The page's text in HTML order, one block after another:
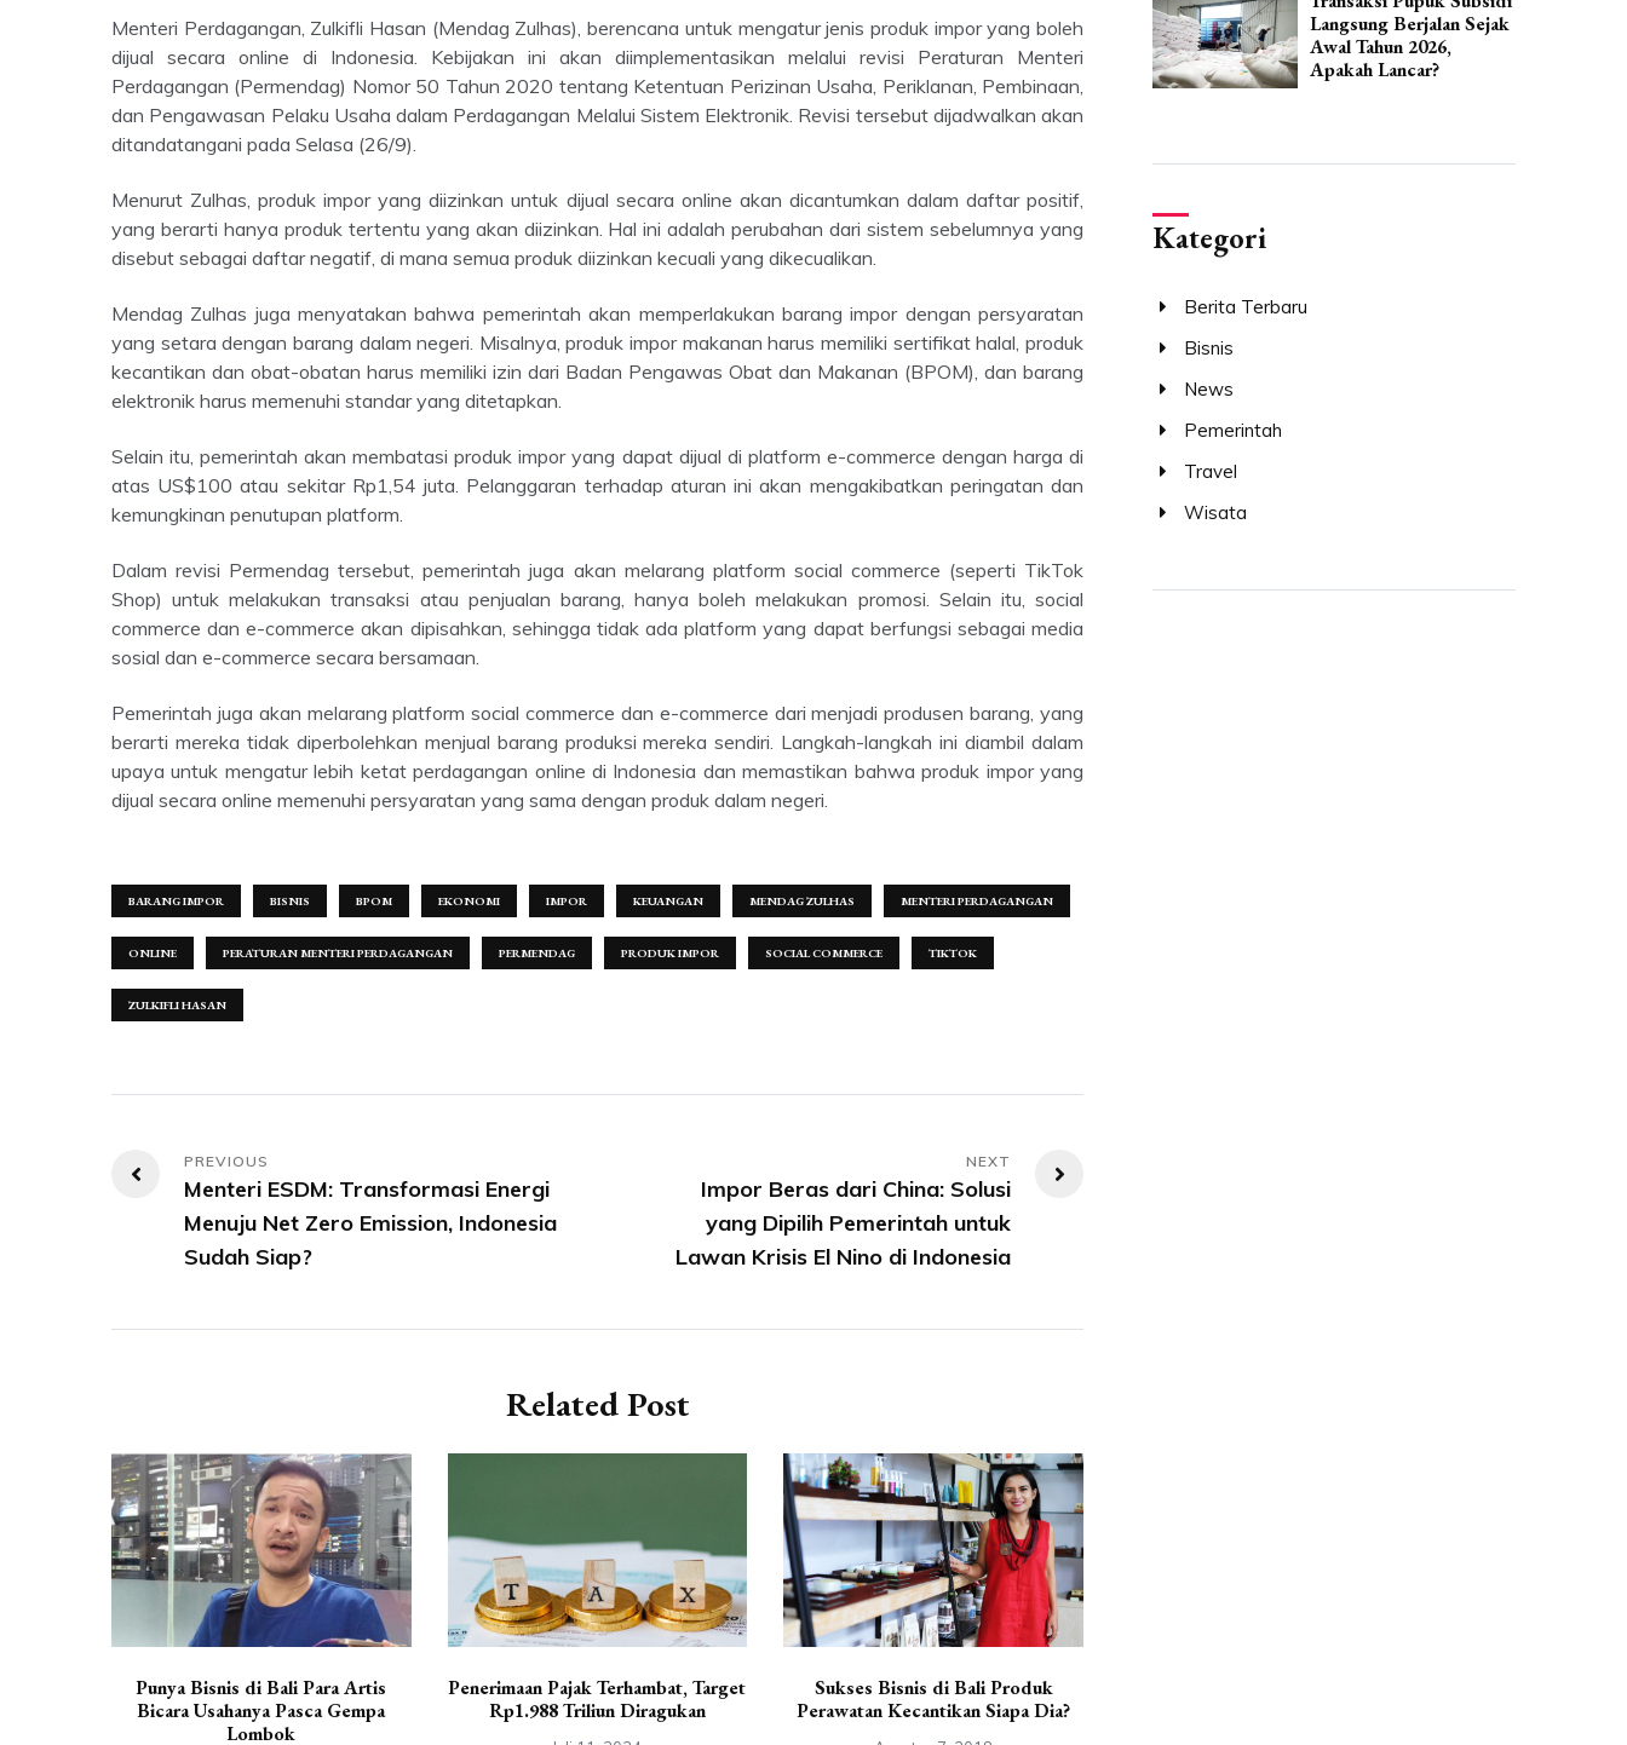
Menteri Perdagangan, Zulkifli Hasan (Mendag Zulhas), berencana untuk mengatur jenis produk impor yang boleh
dijual secara online di Indonesia. Kebijakan ini akan diimplementasikan melalui revisi Peraturan Menteri
Perdagangan (Permendag) Nomor 50 Tahun 2020 tentang Ketentuan Perizinan Usaha, Periklanan, Pembinaan,
dan Pengawasan Pelaku Usaha dalam Perdagangan Melalui Sistem Elektronik. Revisi tersebut dijadwalkan akan
ditandatangani pada Selasa (26/9).
Menurut Zulhas, produk impor yang diizinkan untuk dijual secara online akan dicantumkan dalam daftar positif,
yang berarti hanya produk tertentu yang akan diizinkan. Hal ini adalah perubahan dari sistem sebelumnya yang
disebut sebagai daftar negatif, di mana semua produk diizinkan kecuali yang dikecualikan.
Mendag Zulhas juga menyatakan bahwa pemerintah akan memperlakukan barang impor dengan persyaratan
yang setara dengan barang dalam negeri. Misalnya, produk impor makanan harus memiliki sertifikat halal, produk
kecantikan dan obat-obatan harus memiliki izin dari Badan Pengawas Obat dan Makanan (BPOM), dan barang
elektronik harus memenuhi standar yang ditetapkan.
Selain itu, pemerintah akan membatasi produk impor yang dapat dijual di platform e-commerce dengan harga di
atas US$100 atau sekitar Rp1,54 juta. Pelanggaran terhadap aturan ini akan mengakibatkan peringatan dan
kemungkinan penutupan platform.
Dalam revisi Permendag tersebut, pemerintah juga akan melarang platform social commerce (seperti TikTok
Shop) untuk melakukan transaksi atau penjualan barang, hanya boleh melakukan promosi. Selain itu, social
commerce dan e-commerce akan dipisahkan, sehingga tidak ada platform yang dapat berfungsi sebagai media
sosial dan e-commerce secara bersamaan.
Pemerintah juga akan melarang platform social commerce dan e-commerce dari menjadi produsen barang, yang
berarti mereka tidak diperbolehkan menjual barang produksi mereka sendiri. Langkah-langkah ini diambil dalam
upaya untuk mengatur lebih ketat perdagangan online di Indonesia dan memastikan bahwa produk impor yang
dijual secara online memenuhi persyaratan yang sama dengan produk dalam negeri.
BARANG IMPOR BISNIS BPOM EKONOMI IMPOR KEUANGAN MENDAG ZULHAS MENTERI PERDAGANGAN
ONLINE PERATURAN MENTERI PERDAGANGAN PERMENDAG PRODUK IMPOR SOCIAL COMMERCE TIKTOK
ZULKIFLI HASAN
Navigasi
Menteri ESDM: Transformasi Energi
Menuju Net Zero Emission, Indonesia
Sudah Siap?
Impor Beras dari China: Solusi
yang Dipilih Pemerintah untuk
Lawan Krisis El Nino di Indonesia
Related Post
Punya Bisnis di Bali Para Artis
Bicara Usahanya Pasca Gempa
Lombok
Penerimaan Pajak Terhambat, Target
Rp1.988 Triliun Diragukan
Sukses Bisnis di Bali Produk
Perawatan Kecantikan Siapa Dia?
Langsung Berjalan Sejak
Awal Tahun 2026,
Apakah Lancar?
Kategori
Berita Terbaru
Bisnis
News
Pemerintah
Travel
Wisata